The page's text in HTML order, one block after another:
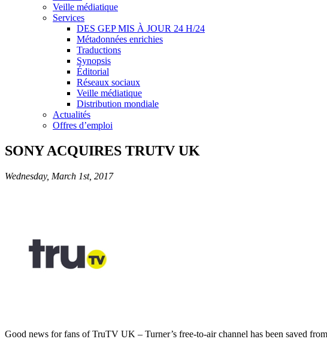
Veille médiatique
Services
DES GEP MIS À JOUR 24 H/24
Métadonnées enrichies
Traductions
Synopsis
Éditorial
Réseaux sociaux
Veille médiatique
Distribution mondiale
Actualités
Offres d’emploi
SONY ACQUIRES TRUTV UK
Wednesday, March 1st, 2017
Good news for fans of TruTV UK – Turner’s free-to-air channel has been saved